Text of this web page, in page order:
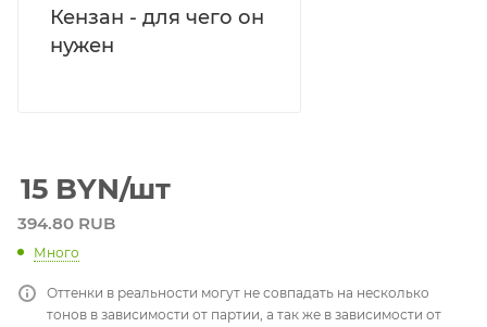
Кензан - для чего он
нужен
15 BYN/шт
394.80 RUB
Много
Оттенки в реальности могут не совпадать на несколько
тонов в зависимости от партии, а так же в зависимости от